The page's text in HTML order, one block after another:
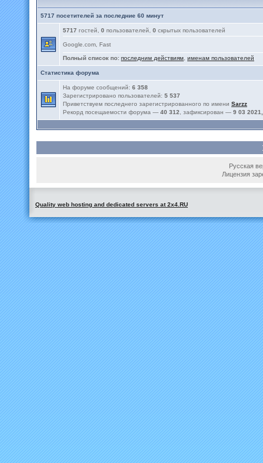
5717 посетителей за последние 60 минут
5717 гостей, 0 пользователей, 0 скрытых пользователей
Google.com, Fast
Полный список по: последним действиям именам пользователей
Статистика форума
На форуме сообщений: 6 358
Зарегистрировано пользователей: 5 537
Приветствуем последнего зарегистрированного по имени Sarzz
Рекорд посещаемости форума — 40 312 , зафиксирован — 9 03
Русская
Лицензия
Quality web hosting and dedicated servers at 2x4.RU